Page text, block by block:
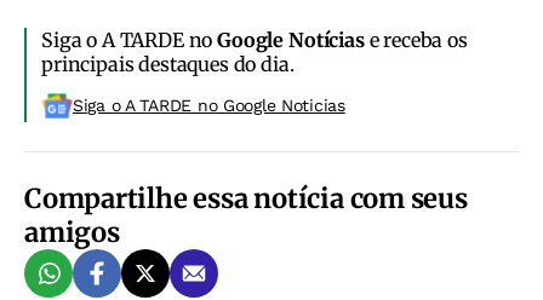
Siga o A TARDE noGoogle Notíciase receba os
principais destaques do dia.
Siga o A TARDE no Google Noticias
Compartilhe essa notícia com seus
amigos